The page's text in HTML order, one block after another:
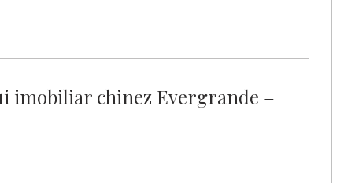
imobiliar chinez Evergrande –